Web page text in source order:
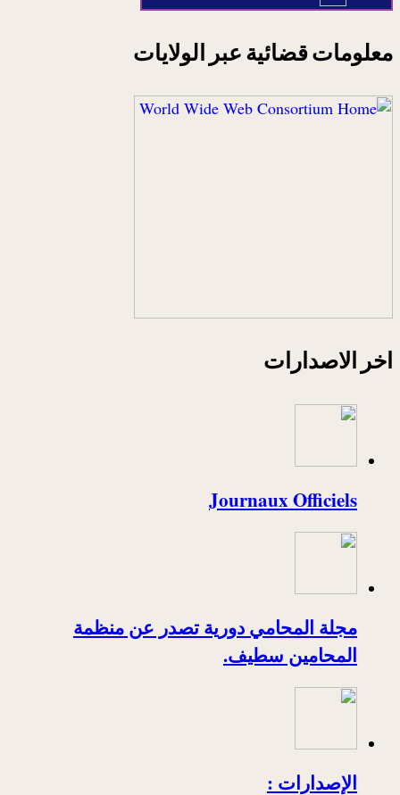
معلومات قضائية عبر الولايات
اخر الاصدارات
Journaux Officiels
مجلة المحامي دورية تصدر عن منظمة
المحامين سطيف.
الإصدارات :